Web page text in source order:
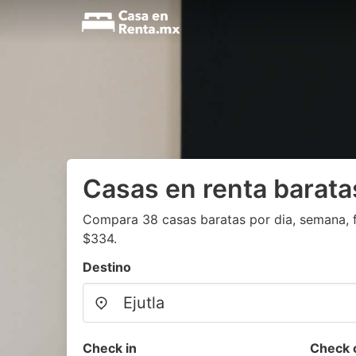
Casas en renta
Compara 38 casas baratas por dia,
$334.
Destino
Check in Check